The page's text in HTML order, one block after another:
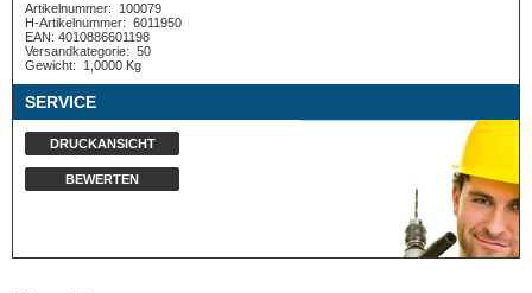
Artikelnummer:
100079
H-Artikelnummer: 6011950
EAN: 4010886601198
Versandkategorie: 50
Gewicht:
1,0000 Kg
SERVICE
DRUCKANSICHT
BEWERTEN